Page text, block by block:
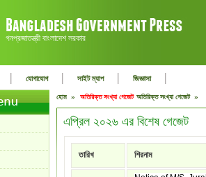
গনপ্রজাতন্ত্রী বাংলাদেশ সরকার
| যোগাযোগ | সাইট ম্যাপ | জিজ্ঞাসা |
হোম » অতিরিক্ত সংখ্যা গেজেট অতিরিক্ত সংখ্যা গেজেট »
এপ্রিল ২০২৬ এর বিশেষ গেজেট
তারিখ শিরনাম